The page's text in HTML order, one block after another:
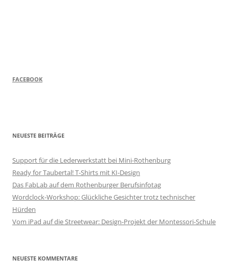
FACEBOOK
NEUESTE BEITRÄGE
Support für die Lederwerkstatt bei Mini-Rothenburg
Ready for Taubertal! T-Shirts mit KI-Design
Das FabLab auf dem Rothenburger Berufsinfotag
Wordclock-Workshop: Glückliche Gesichter trotz technischer
Hürden
Vom iPad auf die Streetwear: Design-Projekt der Montessori-Schule
NEUESTE KOMMENTARE